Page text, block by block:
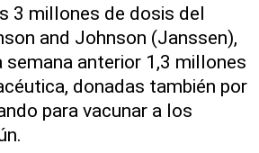
3 millones de dosis del
and Johnson (Janssen),
anterior 1,3 millones
donadas también por
para vacunar a los